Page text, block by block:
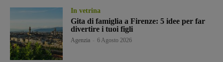
In vetrina
Gita di famiglia a Firenze: 5 idee per far
divertire i tuoi figli
Agenzia 6 Agosto 2026